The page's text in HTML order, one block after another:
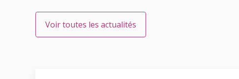
Voir toutes les actualités